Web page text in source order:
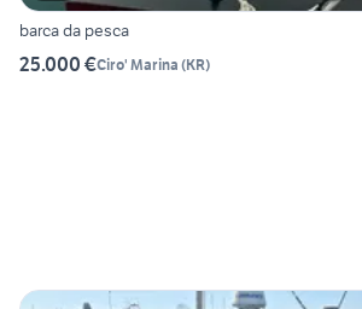
barca da pesca
25.000 €Ciro' Marina (KR)